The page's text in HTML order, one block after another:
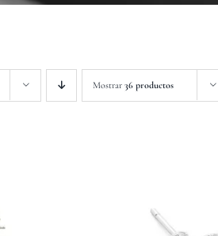
Mostrar 36 productos